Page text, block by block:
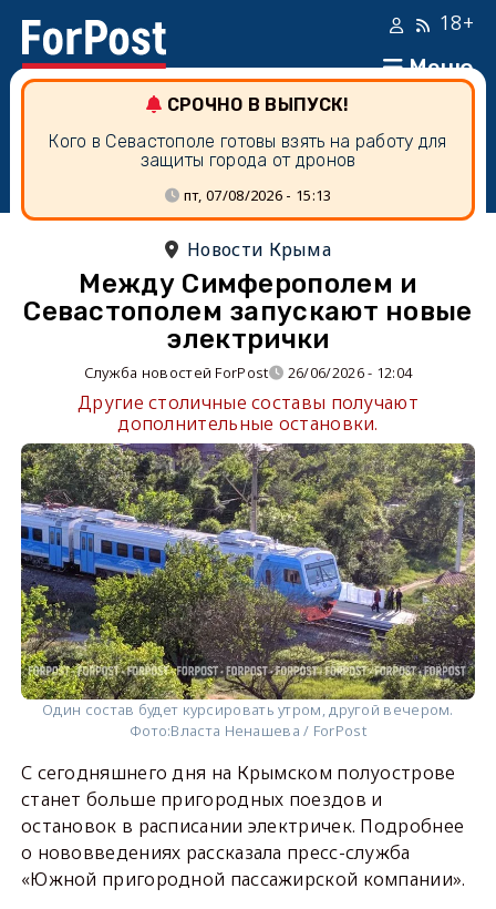
Меню
18+
СРОЧНО В ВЫПУСК!
Кого в Севастополе готовы взять на работу для
защиты города от дронов
пт, 07/08/2026 - 15:13
Новости Крыма
Между Симферополем и
Севастополем запускают новые
электрички
Служба новостей ForPost 26/06/2026 - 12:04
Другие столичные составы получают
дополнительные остановки.
Один состав будет курсировать утром, другой вечером.
Фото:Власта Ненашева / ForPost
С сегодняшнего дня на Крымском полуострове
станет больше пригородных поездов и
остановок в расписании электричек. Подробнее
о нововведениях рассказала пресс-служба
«Южной пригородной пассажирской компании».